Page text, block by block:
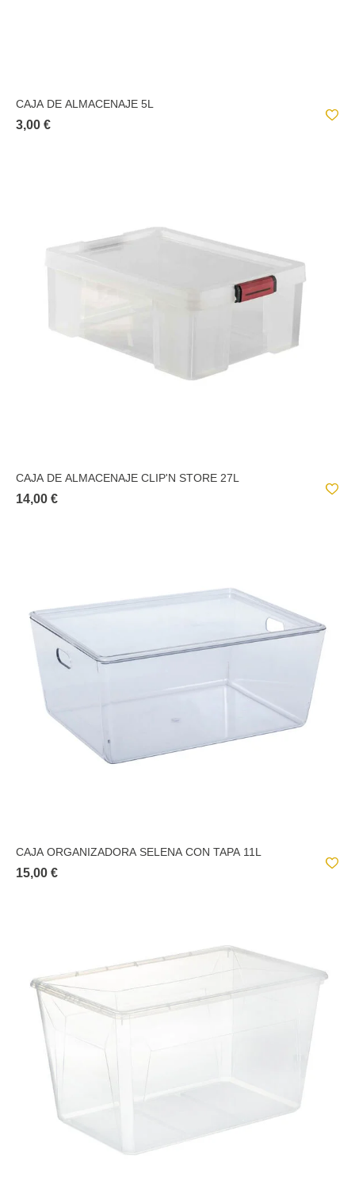
CAJA DE ALMACENAJE 5L
3,00 €
CAJA DE ALMACENAJE CLIP'N STORE 27L
14,00 €
CAJA ORGANIZADORA SELENA CON TAPA 11L
15,00 €